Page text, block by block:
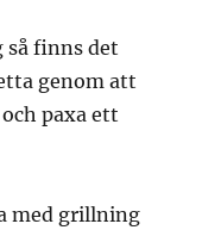
så finns det
genom att
paxa ett
med grillning